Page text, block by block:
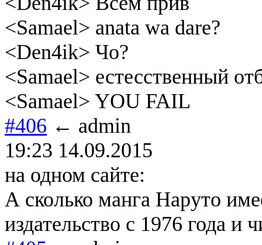
<Samael> anata wa dare?
<Dеn4ik> Чо?
<Samael> естесственный
<Samael> YOU FAIL
#406 ← admin
19:23 14.09.2015
на одном сайте:
А сколько манга Наруто
издательство с 1976 года и